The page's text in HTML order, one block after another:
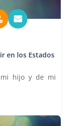
en los Estados
mi hijo y de mi